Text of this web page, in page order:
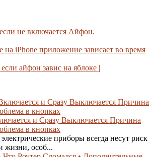
не включается Айфон.
на iPhone приложение зависает во время
айфон завис на яблоке |
и Сразу Выключается Причина
в кнопках
приборы всегда несут риск
жизни, особ...